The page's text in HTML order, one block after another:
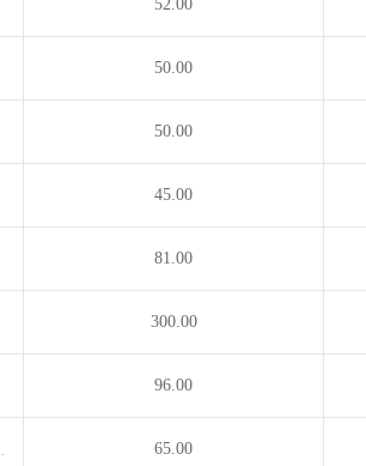
52.00
50.00
50.00
45.00
81.00
300.00
96.00
65.00